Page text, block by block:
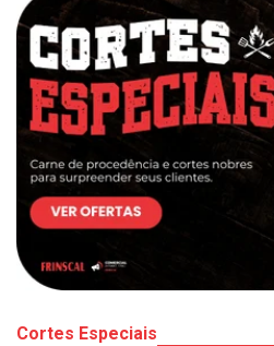
Cortes Especiais